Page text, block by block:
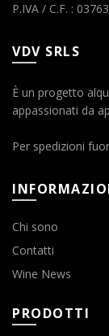
P.IVA / C.F. :
VDV SRLS
È un progetto
appassionati da
Per spedizioni
Chi sono
Contatti
Wine News
PRODOTTI